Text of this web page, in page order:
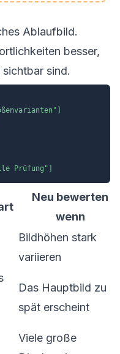
Ablaufbild.
besser,
sind.
Prüfung"]
Neu bewerten
wenn
Bildhöhen stark
variieren
Das Hauptbild zu
spät erscheint
Viele große